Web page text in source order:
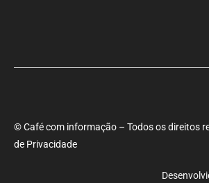
© Café com informação – Todos os direitos
de Privacidade